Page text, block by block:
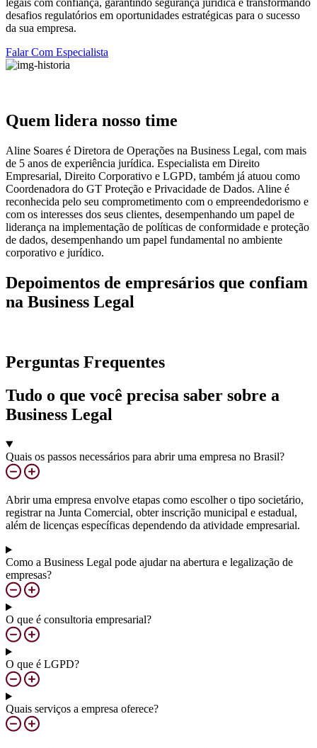
legais com confiança, garantindo segurança jurídica e transformando
desafios regulatórios em oportunidades estratégicas para o sucesso
da sua empresa.
Falar Com Especialista
Quem lidera nosso time
Aline Soares é Diretora de Operações na Business Legal, com mais
de 5 anos de experiência jurídica. Especialista em Direito
Empresarial, Direito Corporativo e LGPD, também já atuou como
Coordenadora do GT Proteção e Privacidade de Dados. Aline é
reconhecida pelo seu comprometimento com o empreendedorismo e
com os interesses dos seus clientes, desempenhando um papel de
liderança na implementação de políticas de conformidade e proteção
de dados, desempenhando um papel fundamental no ambiente
corporativo e jurídico.
Depoimentos de empresários que confiam
na Business Legal
Perguntas Frequentes
Tudo o que você precisa saber sobre a
Business Legal
Quais os passos necessários para abrir uma empresa no Brasil?
Abrir uma empresa envolve etapas como escolher o tipo societário,
registrar na Junta Comercial, obter inscrição municipal e estadual,
além de licenças específicas dependendo da atividade empresarial.
Como a Business Legal pode ajudar na abertura e legalização de
empresas?
O que é consultoria empresarial?
O que é LGPD?
Quais serviços a empresa oferece?